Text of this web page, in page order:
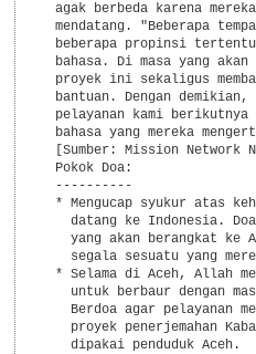
agak berbeda karena
mendatang. "Beberapa
beberapa propinsi
bahasa. Di masa yang akan
proyek ini sekaligus
bantuan. Dengan demikian,
pelayanan kami berikutnya
bahasa yang mereka
[Sumber: Mission Network
  Pokok Doa:
  ----------
* Mengucap syukur atas
datang ke Indonesia.
yang akan berangkat ke
segala sesuatu yang
* Selama di Aceh, Allah
untuk berbaur dengan
Berdoa agar pelayanan
proyek penerjemahan
    dipakai penduduk Aceh.